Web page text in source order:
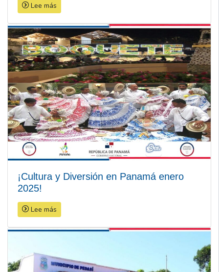
Lee más
¡Cultura y Diversión en Panamá enero
2025!
Lee más